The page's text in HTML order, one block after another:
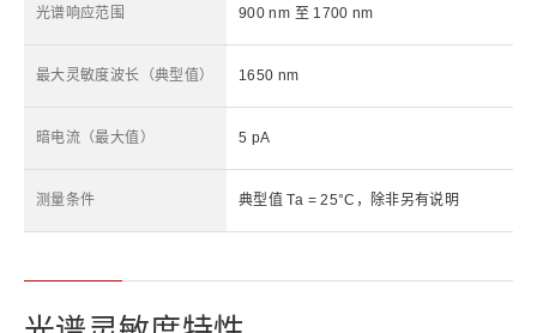
光谱响应范围 900 nm 至 1700 nm
最大灵敏度波长（典型值） 1650 nm
暗电流（最大值） 5 pA
测量条件 典型值 Ta = 25°C，除非另有说明